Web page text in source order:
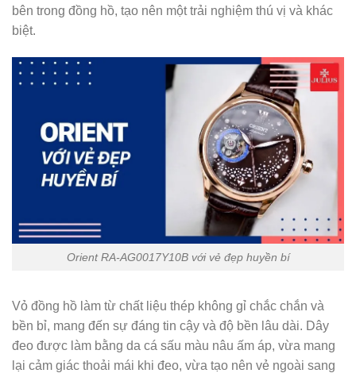
bên trong đồng hồ, tạo nên một trải nghiệm thú vị và khác
biệt.
Orient RA-AG0017Y10B với vẻ đẹp huyền bí
Vỏ đồng hồ làm từ chất liệu thép không gỉ chắc chắn và
bền bỉ, mang đến sự đáng tin cậy và độ bền lâu dài. Dây
đeo được làm bằng da cá sấu màu nâu ấm áp, vừa mang
lại cảm giác thoải mái khi đeo, vừa tạo nên vẻ ngoài sang